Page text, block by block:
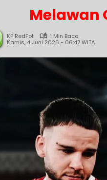
Melawan
KP RedFot
1 Min Baca
Kamis, 4 Juni 2026 - 06:47 WITA